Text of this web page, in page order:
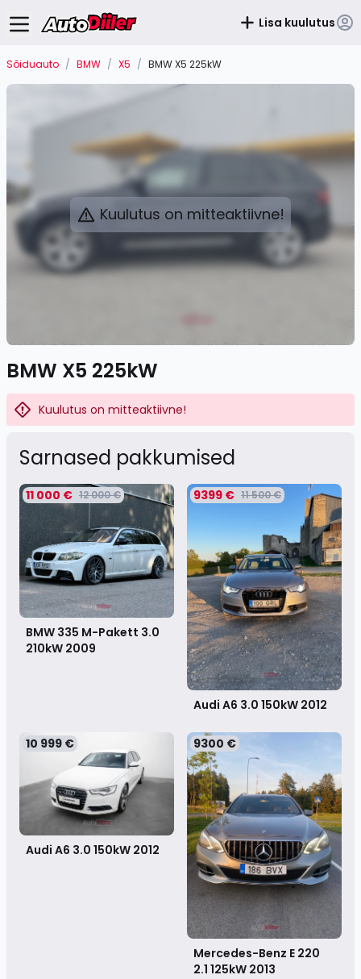
Lisa kuulutus
Sõiduauto / BMW / X5 / BMW X5 225kW
Kuulutus on mitteaktiivne!
BMW X5 225kW
Kuulutus on mitteaktiivne!
Sarnased pakkumised
11 000 € 12 000 €
BMW 335 M-Pakett 3.0
210kW 2009
9399 € 11 500 €
Audi A6 3.0 150kW 2012
10 999 €
Audi A6 3.0 150kW 2012
9300 €
Mercedes-Benz E 220
2.1 125kW 2013